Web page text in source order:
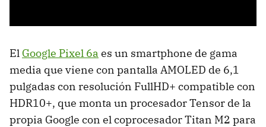
El Google Pixel 6a es un smartphone de gama
media que viene con pantalla AMOLED de 6,1
pulgadas con resolución FullHD+ compatible con
HDR10+, que monta un procesador Tensor de la
propia Google con el coprocesador Titan M2 para